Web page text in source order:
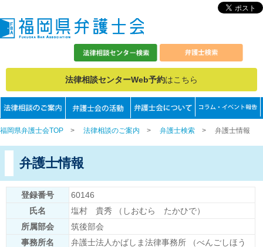
法律相談センターWeb予約はこちら
福岡県弁護士会TOP > 法律相談のご案内 > 弁護士検索 > 弁護士情報
弁護士情報
登録番号
60146
氏名
塩村 貴秀 （しおむら たかひで）
所属部会
筑後部会
事務所名
弁護士法人かばしま法律事務所 （べんごしほう